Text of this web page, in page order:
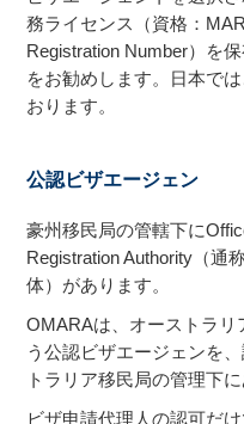
務ライセンス（資格：
Registration Number）を
をお勧めします。日本で
おります。
公認ビザエージェン
豪州移民局の管轄下に
Registration Authority（通
体）があります。
OMARAは、オーストラ
う公認ビザエージェンを
トラリア移民局の管理下
ビザ申請代理人の認可だ